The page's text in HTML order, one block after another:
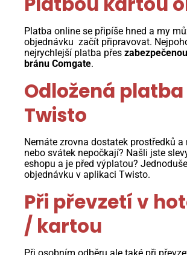
Platba online se připíše hned a my
objednávku začít připravovat.
nejrychlejší platba přes
bránu Comgate.
Odložená platba
Twisto
Nemáte zrovna dostatek prostředků a
nebo svátek nepočkají? Našli jste
eshopu a je před výplatou?
objednávku v aplikaci Twisto.
Při převzetí v
/ kartou